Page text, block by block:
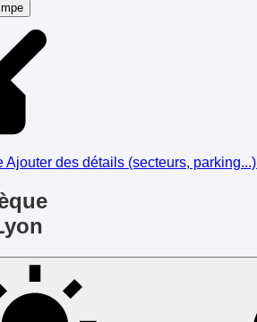
vélogrimpe
Ajouter des détails (secteurs, parking...)